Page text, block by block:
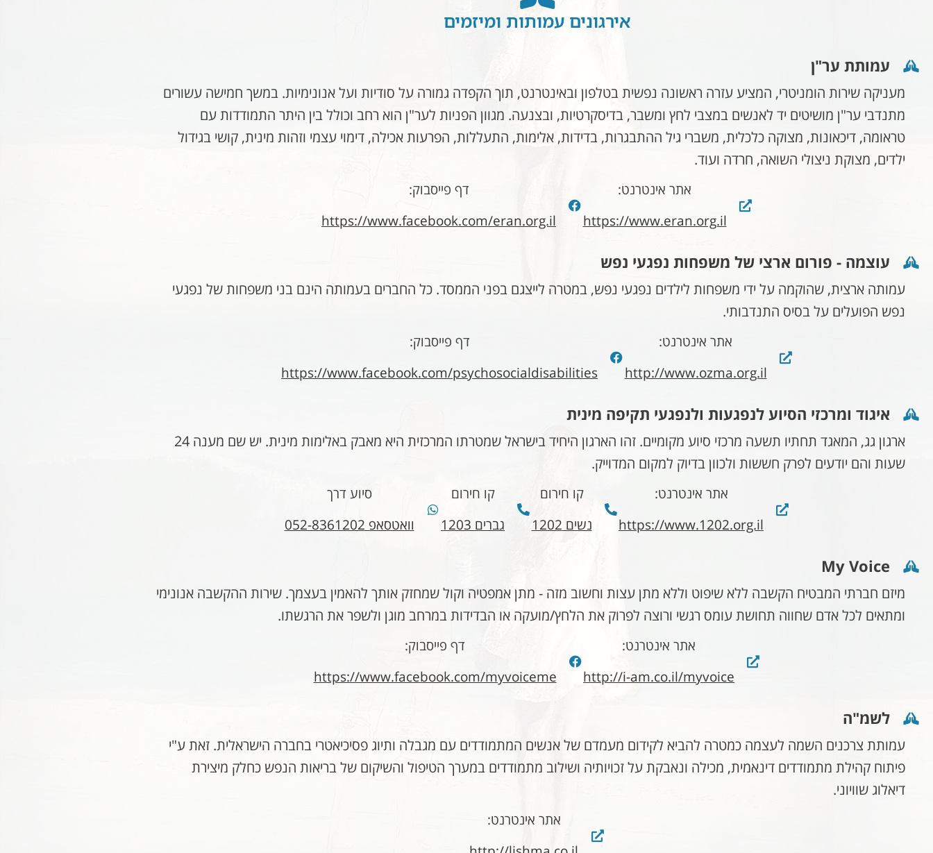
אירגונים עמותות ומיזמים
עמותת ער"ן
מעניקה שירות הומניטרי, המציע עזרה ראשונה נפשית בטלפון ובאינטרנט, תוך הקפדה גמורה על סודיות ועל אנונימיות. במשך חמישה עשורים
מתנדבי ער"ן מושיטים יד לאנשים במצבי לחץ ומשבר, בדיסקרטיות, ובצנעה. מגוון הפניות לער"ן הוא רחב וכולל בין היתר התמודדות עם
טראומה, דיכאונות, מצוקה כלכלית, משברי גיל ההתבגרות, בדידות, אלימות, התעללות, הפרעות אכילה, דימוי עצמי וזהות מינית, קושי בגידול
ילדים, מצוקת ניצולי השואה, חרדה ועוד.
אתר אינטרנט:
https://www.eran.org.il
דף פייסבוק:
https://www.facebook.com/eran.org.il
עוצמה - פורום ארצי של משפחות נפגעי נפש
עמותה ארצית, שהוקמה על ידי משפחות לילדים נפגעי נפש, במטרה לייצגם בפני הממסד. כל החברים בעמותה הינם בני משפחות של נפגעי
נפש הפועלים על בסיס התנדבותי.
אתר אינטרנט:
http://www.ozma.org.il
דף פייסבוק:
https://www.facebook.com/psychosocialdisabilities
איגוד ומרכזי הסיוע לנפגעות ולנפגעי תקיפה מינית
ארגון גג, המאגד תחתיו תשעה מרכזי סיוע מקומיים. זהו הארגון היחיד בישראל שמטרתו המרכזית היא מאבק באלימות מינית. יש שם מענה 24
שעות והם יודעים לפרק חששות ולכוון בדיוק למקום המדוייק.
אתר אינטרנט:
https://www.1202.org.il
קו חירום
נשים 1202
קו חירום
גברים 1203
סיוע דרך
וואטסאפ 052-8361202
My Voice
מיזם חברתי המבטיח הקשבה ללא שיפוט וללא מתן עצות וחשוב מזה - מתן אמפטיה וקול שמחזק אותך להאמין בעצמך. שירות ההקשבה אנונימי
ומתאים לכל אדם שחווה תחושת עומס רגשי ורוצה לפרוק את הלחץ/מועקה או הבדידות במרחב מוגן ולשפר את הרגשתו.
אתר אינטרנט:
http://i-am.co.il/myvoice
דף פייסבוק:
https://www.facebook.com/myvoiceme
לשמ"ה
עמותת צרכנים השמה לעצמה כמטרה להביא לקידום מעמדם של אנשים המתמודדים עם מגבלה ותיוג פסיכיאטרי בחברה הישראלית. זאת ע"י
פיתוח קהילת מתמודדים דינאמית, מכילה ונאבקת על זכויותיה ושילוב מתמודדים במערך הטיפול והשיקום של בריאות הנפש כחלק מיצירת
דיאלוג שוויוני.
אתר אינטרנט: